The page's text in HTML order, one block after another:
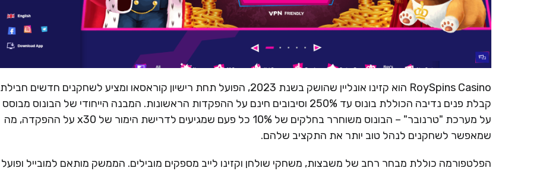
RoySpins Casino הוא קזינו אונליין שהושק בשנת 2023, הפועל תחת רישיון קוראסאו ומציע לשחקנים חדשים חבילת
קבלת פנים נדיבה הכוללת בונוס עד 250% וסיבובים חינם על ההפקדות הראשונות. המבנה הייחודי של הבונוס מבוסס
על מערכת "טרנובר" – הבונוס משוחרר בחלקים של 10% כל פעם שמגיעים לדרישת הימור של x30 על ההפקדה, מה
שמאפשר לשחקנים לנהל טוב יותר את התקציב שלהם.
הפלטפורמה כוללת מבחר רחב של משבצות, משחקי שולחן וקזינו לייב מספקים מובילים. הממשק מותאם למובייל ופועל